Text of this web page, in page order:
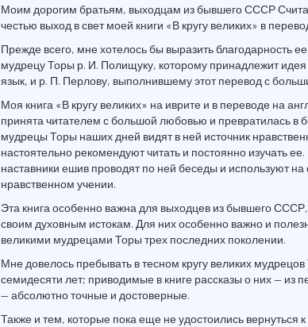
Моим дорогим братьям, выходцам из бывшего СССР
честью выход в свет моей книги «В кругу великих» в
Прежде всего, мне хотелось бы выразить благодарность
мудрецу Торы р. И. Полищуку, которому принадлежит идея
язык, и р. П. Перлову, выполнившему этот перевод с
Моя книга «В кругу великих» на иврите и в переводе на
принята читателем с большой любовью и превратилась в
мудрецы Торы наших дней видят в ней источник
настоятельно рекомендуют читать и постоянно изучать
наставники ешив проводят по ней беседы и используют на
нравственном учении.
Эта книга особенно важна для выходцев из бывшего
своим духовным истокам. Для них особенно важно и
великими мудрецами Торы трех последних поколении.
Мне довелось пребывать в тесном кругу великих
семидесяти лет; приводимые в книге рассказы о них — из
— абсолютно точные и достоверные.
Также и тем, которые пока еще не удостоились вернуться к